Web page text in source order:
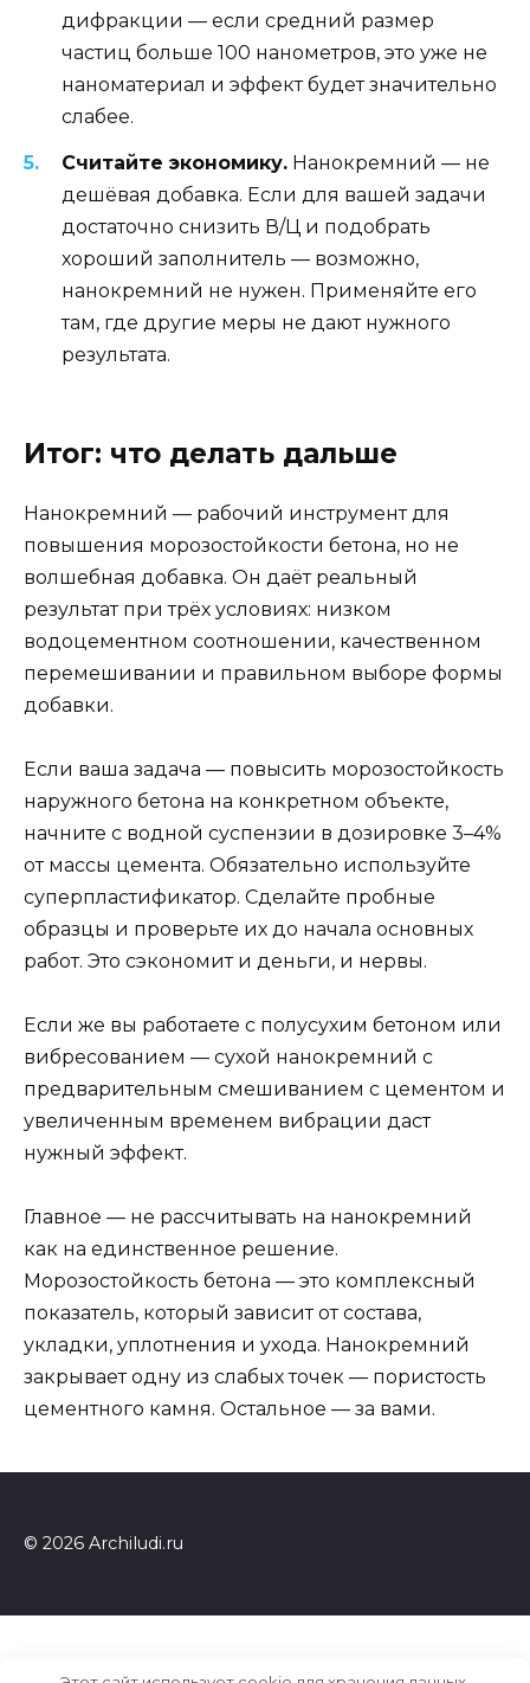
дифракции — если средний размер
частиц больше 100 нанометров, это уже не
наноматериал и эффект будет значительно
слабее.
Считайте экономику. Нанокремний — не
дешёвая добавка. Если для вашей задачи
достаточно снизить В/Ц и подобрать
хороший заполнитель — возможно,
нанокремний не нужен. Применяйте его
там, где другие меры не дают нужного
результата.
Итог: что делать дальше
Нанокремний — рабочий инструмент для
повышения морозостойкости бетона, но не
волшебная добавка. Он даёт реальный
результат при трёх условиях: низком
водоцементном соотношении, качественном
перемешивании и правильном выборе формы
добавки.
Если ваша задача — повысить морозостойкость
наружного бетона на конкретном объекте,
начните с водной суспензии в дозировке 3–4%
от массы цемента. Обязательно используйте
суперпластификатор. Сделайте пробные
образцы и проверьте их до начала основных
работ. Это сэкономит и деньги, и нервы.
Если же вы работаете с полусухим бетоном или
вибресованием — сухой нанокремний с
предварительным смешиванием с цементом и
увеличенным временем вибрации даст
нужный эффект.
Главное — не рассчитывать на нанокремний
как на единственное решение.
Морозостойкость бетона — это комплексный
показатель, который зависит от состава,
укладки, уплотнения и ухода. Нанокремний
закрывает одну из слабых точек — пористость
цементного камня. Остальное — за вами.
© 2026 Archiludi.ru